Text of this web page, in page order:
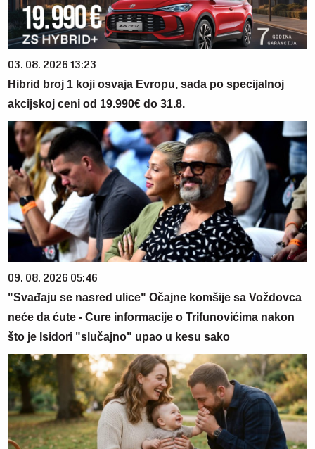
03. 08. 2026 13:23
Hibrid broj 1 koji osvaja Evropu, sada po specijalnoj
akcijskoj ceni od 19.990€ do 31.8.
09. 08. 2026 05:46
"Svađaju se nasred ulice" Očajne komšije sa Voždovca
neće da ćute - Cure informacije o Trifunovićima nakon
što je Isidori "slučajno" upao u kesu sako